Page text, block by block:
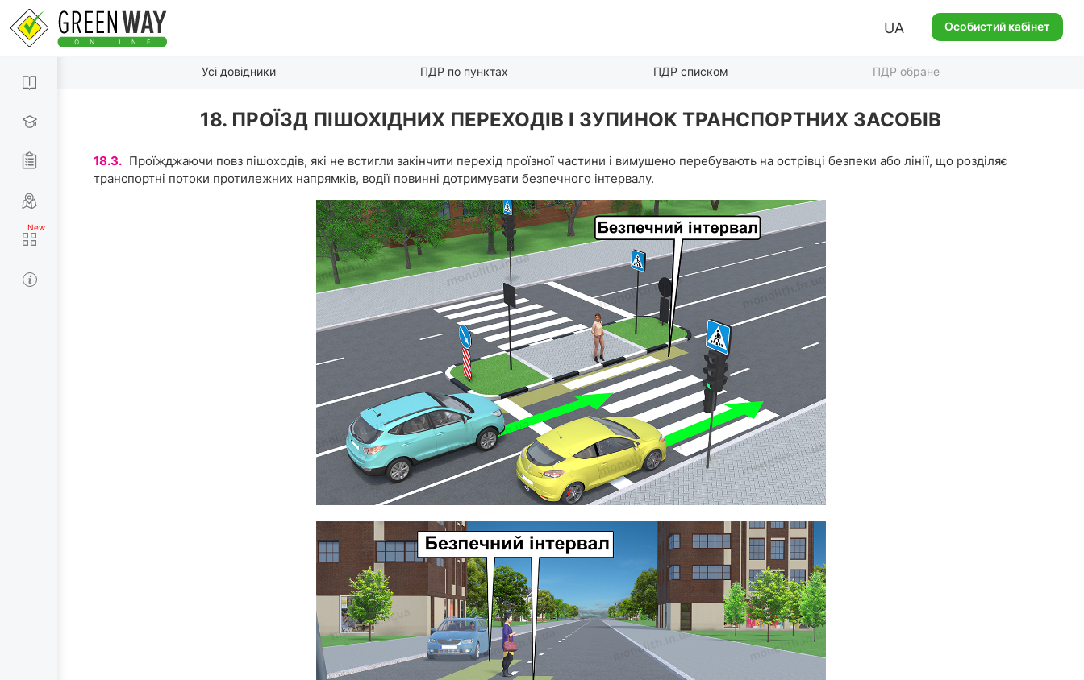
UA Особистий кабінет
Усі довідники ПДР по пунктах ПДР списком ПДР обране
18. ПРОЇЗД ПІШОХІДНИХ ПЕРЕХОДІВ І ЗУПИНОК ТРАНСПОРТНИХ ЗАСОБІВ
18.3. Проїжджаючи повз пішоходів, які не встигли закінчити перехід проїзної частини і вимушено перебувають на острівці безпеки або лінії, що розділяє
транс­портні потоки протилежних напрямків, водії повинні дотримувати безпечного інтервалу.